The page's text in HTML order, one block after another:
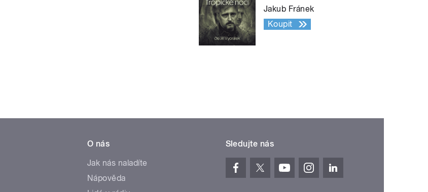
Jakub Fránek
Koupit
O nás
Jak nás naladíte
Nápověda
Sledujte nás